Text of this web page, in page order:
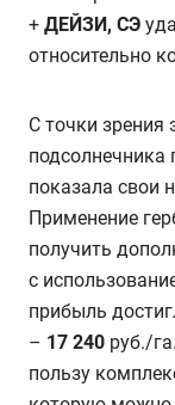
+ ДЕЙЗИ, СЭ
относительно
С точки
показала свои
Применение
получить
с
прибыль
– 17 240 руб./
пользу